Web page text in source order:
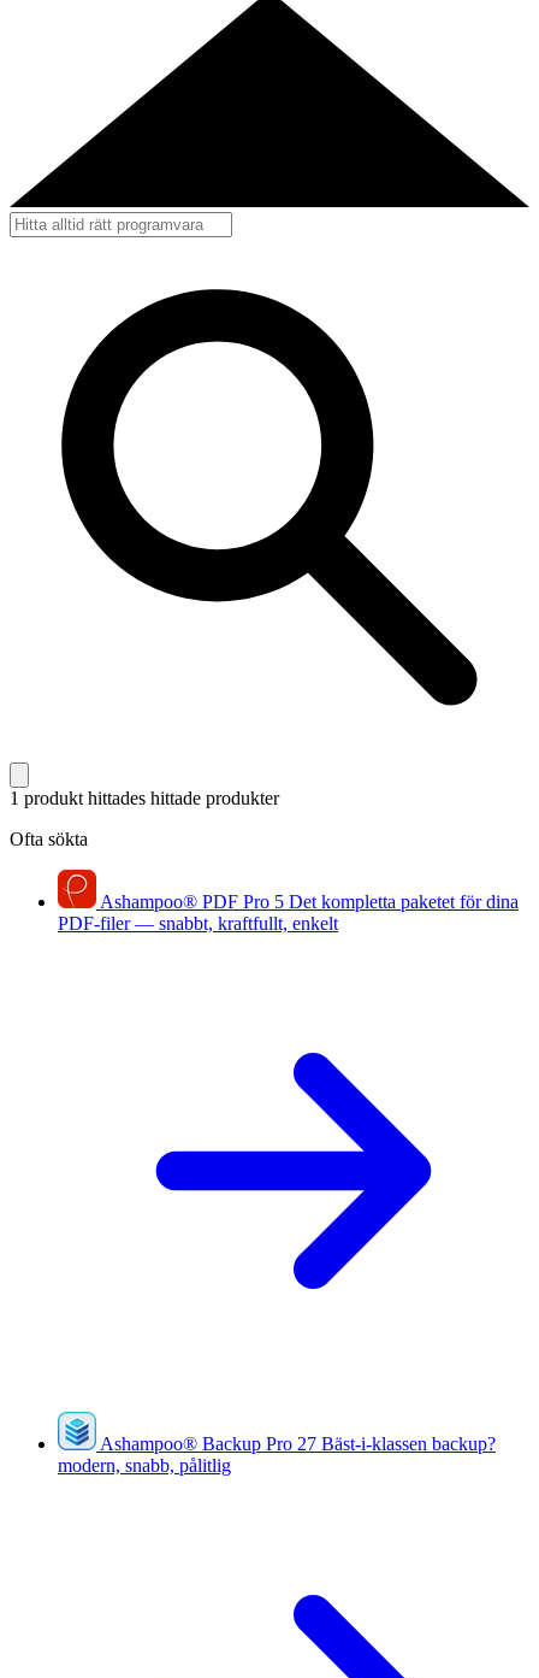
1 produkt hittades hittade produkter
Ofta sökta
Ashampoo® PDF Pro 5 Det kompletta paketet för dina
PDF-filer — snabbt, kraftfullt, enkelt
Ashampoo® Backup Pro 27 Bäst-i-klassen backup?
modern, snabb, pålitlig